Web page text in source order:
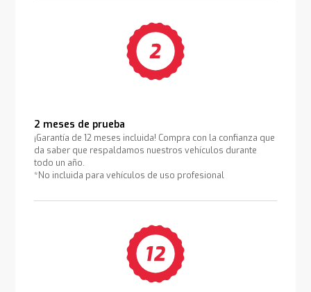
2 meses de prueba
¡Garantía de 12 meses incluida! Compra con la confianza que
da saber que respaldamos nuestros vehículos durante
todo un año.
*No incluida para vehículos de uso profesional